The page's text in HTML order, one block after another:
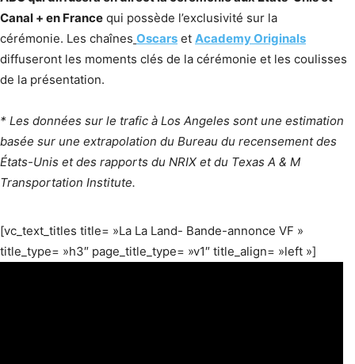
Canal + en France qui possède l’exclusivité sur la
cérémonie. Les chaînes Oscars et Academy Originals
diffuseront les moments clés de la cérémonie et les coulisses
de la présentation.
* Les données sur le trafic à Los Angeles sont une estimation
basée sur une extrapolation du Bureau du recensement des
États-Unis et des rapports du NRIX et du Texas A & M
Transportation Institute.
[vc_text_titles title= »La La Land- Bande-annonce VF »
title_type= »h3″ page_title_type= »v1″ title_align= »left »]